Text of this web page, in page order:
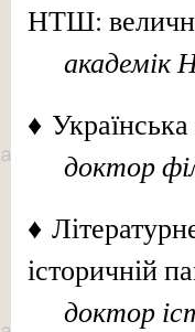
НТШ:
академік
♦
доктор
♦
історичній
доктор